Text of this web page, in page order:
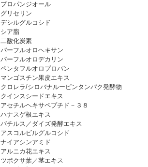
プロパンジオール
グリセリン
デシルグルコシド
シア脂
二酸化炭素
パーフルオロヘキサン
パーフルオロデカリン
ペンタフルオロプロパン
マンゴスチン果皮エキス
クロレラ/シロバナルーピンタンパク発酵物
クインスシードエキス
アセチルヘキサペプチド－３８
ハナスゲ根エキス
バチルス／ダイズ発酵エキス
アスコルビルグルコシド
ナイアシンアミド
アルニカ花エキス
ツボクサ葉／茎エキス